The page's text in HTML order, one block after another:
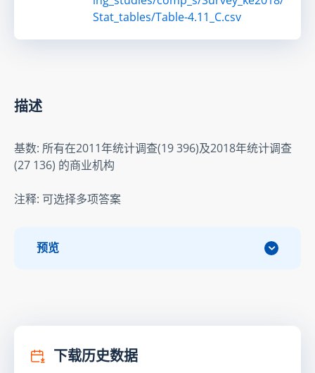
Stat_tables/Table-4.11_C.csv
描述
基数: 所有在2011年统计调查(19 396)及2018年统计调查
(27 136) 的商业机构
注释: 可选择多项答案
预览
下载历史数据